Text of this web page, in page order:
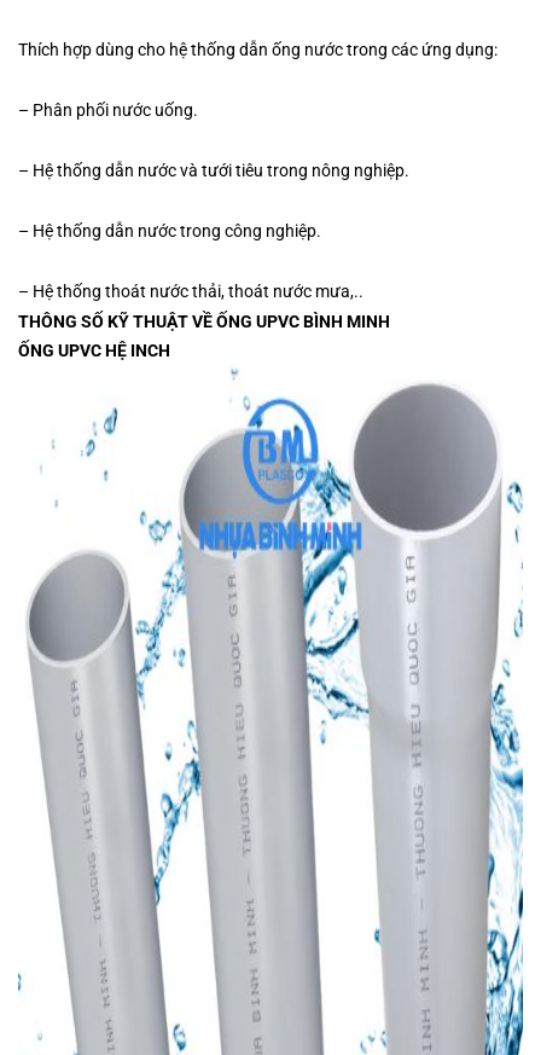
Thích hợp dùng cho hệ thống dẫn ống nước trong các ứng dụng:
– Phân phối nước uống.
– Hệ thống dẫn nước và tưới tiêu trong nông nghiệp.
– Hệ thống dẫn nước trong công nghiệp.
– Hệ thống thoát nước thải, thoát nước mưa,..
THÔNG SỐ KỸ THUẬT VỀ ỐNG UPVC BÌNH MINH
ỐNG UPVC HỆ INCH